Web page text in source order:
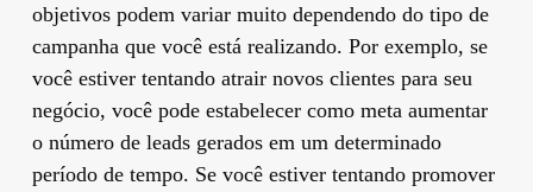
objetivos podem variar muito dependendo do tipo de
campanha que você está realizando. Por exemplo, se
você estiver tentando atrair novos clientes para seu
negócio, você pode estabelecer como meta aumentar
o número de leads gerados em um determinado
período de tempo. Se você estiver tentando promover